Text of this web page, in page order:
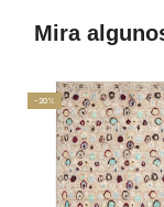
Mira
-20%